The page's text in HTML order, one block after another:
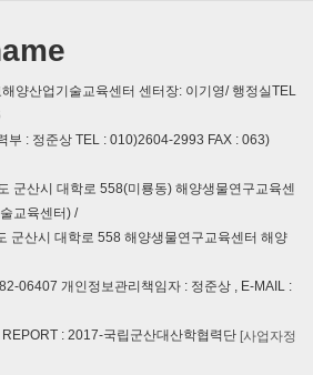
양산업기술교육센터 센터장: 이기영/ 행정실TEL
준상 TEL : 010)2604-2993 FAX : 063)
군산시 대학로 558(미룡동) 해양생물연구교육센
교육센터) /
대학로 558 해양생물연구교육센터 해양
06407 개인정보관리책임자 : 정준상 , E-MAIL :
: 2017-국립군산대산학협력단 [사업자정